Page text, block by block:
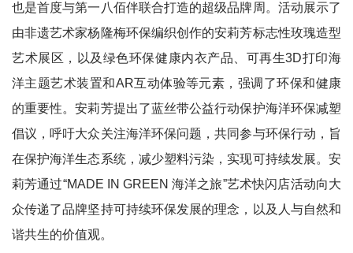
也是首度与第一八佰伴联合打造的超级品牌周。活动展示了
由非遗艺术家杨隆梅环保编织创作的安莉芳标志性玫瑰造型
艺术展区，以及绿色环保健康内衣产品、可再生3D打印海
洋主题艺术装置和AR互动体验等元素，强调了环保和健康
的重要性。安莉芳提出了蓝丝带公益行动保护海洋环保减塑
倡议，呼吁大众关注海洋环保问题，共同参与环保行动，旨
在保护海洋生态系统，减少塑料污染，实现可持续发展。安
莉芳通过“MADE IN GREEN 海洋之旅”艺术快闪店活动向大
众传递了品牌坚持可持续环保发展的理念，以及人与自然和
谐共生的价值观。